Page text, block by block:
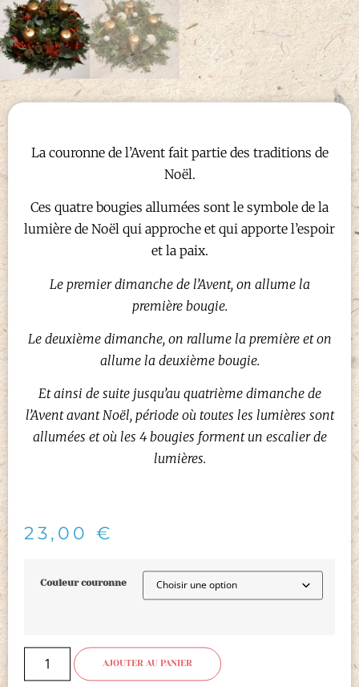
La couronne de l’Avent fait partie des traditions de
Noël.
Ces quatre bougies allumées sont le symbole de la
lumière de Noël qui approche et qui apporte l’espoir
et la paix.
Le premier dimanche de l’Avent, on allume la
première bougie.
Le deuxième dimanche, on rallume la première et on
allume la deuxième bougie.
Et ainsi de suite jusqu’au quatrième dimanche de
l’Avent avant Noël, période où toutes les lumières sont
allumées et où les 4 bougies forment un escalier de
lumières.
23,00 €
Couleur couronne
AJOUTER AU PANIER